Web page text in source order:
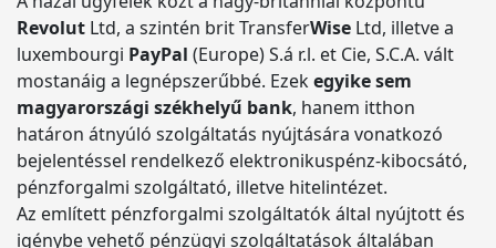
Revolut Ltd, a szintén brit TransferWise Ltd, illetve a
luxembourgi PayPal (Europe) S.á r.l. et Cie, S.C.A. vált
mostanáig a legnépszerűbbé. Ezekegyike sem
magyarországi székhelyű bank, hanem itthon
határon átnyúló szolgáltatás nyújtására vonatkozó
bejelentéssel rendelkező elektronikuspénz-kibocsátó,
pénzforgalmi szolgáltató, illetve hitelintézet.
Az említett pénzforgalmi szolgáltatók által nyújtott és
igénybe vehető pénzügyi szolgáltatások általában